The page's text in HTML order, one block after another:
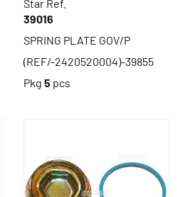
Star Ref.
39016
SPRING PLATE GOV/P
(REF/-2420520004)-39855
Pkg 5 pcs